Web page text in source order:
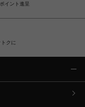
イント進呈
クに